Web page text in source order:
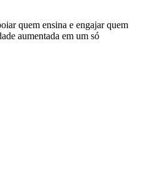
quem ensina e engajar quem
aumentada em um só